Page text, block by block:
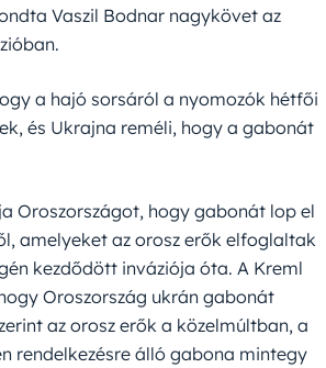
Vaszil Bodnar nagykövet az
a hajó sorsáról a nyomozók hétfői
és Ukrajna reméli, hogy a gabonát
Oroszországot, hogy gabonát lop el
amelyeket az orosz erők elfoglaltak
kezdődött inváziója óta. A Kreml
Oroszország ukrán gabonát
az orosz erők a közelmúltban, a
rendelkezésre álló gabona mintegy